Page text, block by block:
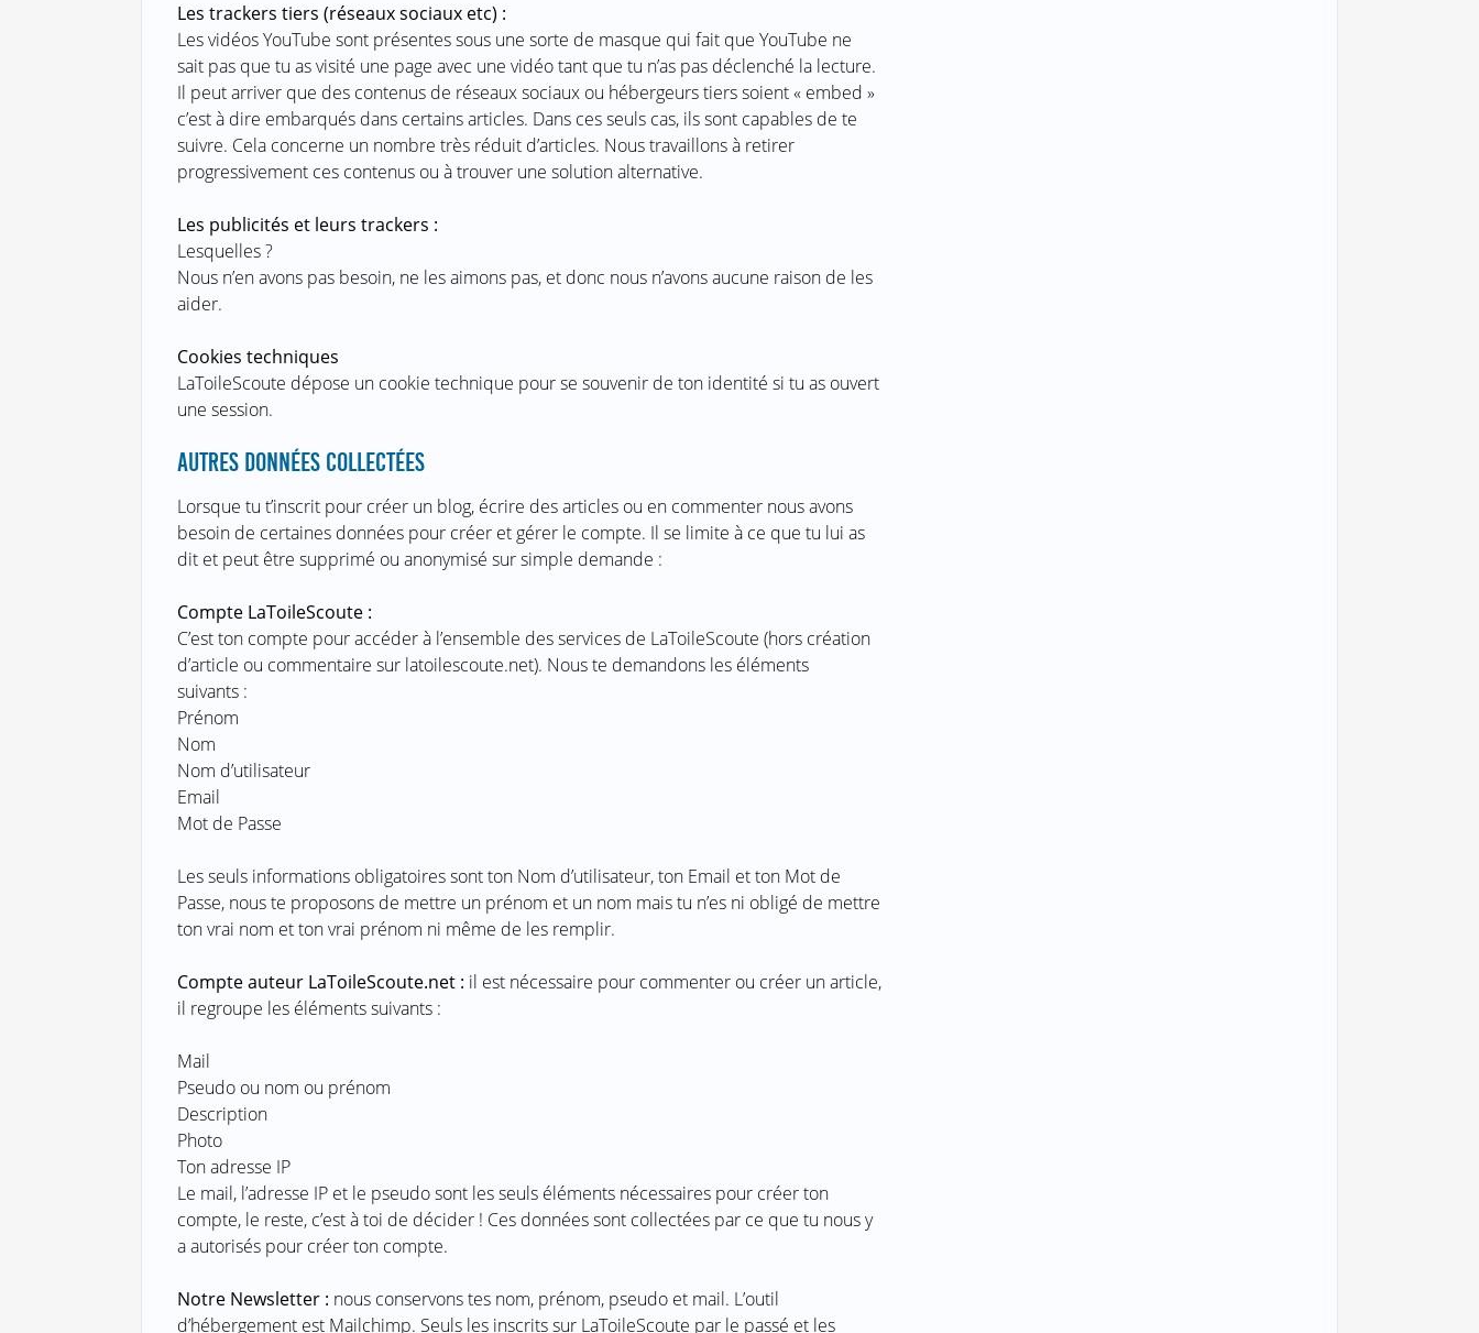
Les trackers tiers (réseaux sociaux etc) :
Les vidéos YouTube sont présentes sous une sorte de masque qui fait que YouTube ne
sait pas que tu as visité une page avec une vidéo tant que tu n’as pas déclenché la lecture.
Il peut arriver que des contenus de réseaux sociaux ou hébergeurs tiers soient « embed »
c’est à dire embarqués dans certains articles. Dans ces seuls cas, ils sont capables de te
suivre. Cela concerne un nombre très réduit d’articles. Nous travaillons à retirer
progressivement ces contenus ou à trouver une solution alternative.
Les publicités et leurs trackers :
Lesquelles ?
Nous n’en avons pas besoin, ne les aimons pas, et donc nous n’avons aucune raison de les
aider.
Cookies techniques
LaToileScoute dépose un cookie technique pour se souvenir de ton identité si tu as ouvert
une session.
AUTRES DONNÉES COLLECTÉES
Lorsque tu t’inscrit pour créer un blog, écrire des articles ou en commenter nous avons
besoin de certaines données pour créer et gérer le compte. Il se limite à ce que tu lui as
dit et peut être supprimé ou anonymisé sur simple demande :
Compte LaToileScoute :
C’est ton compte pour accéder à l’ensemble des services de LaToileScoute (hors création
d’article ou commentaire sur latoilescoute.net). Nous te demandons les éléments
suivants :
Prénom
Nom
Nom d’utilisateur
Email
Mot de Passe
Les seuls informations obligatoires sont ton Nom d’utilisateur, ton Email et ton Mot de
Passe, nous te proposons de mettre un prénom et un nom mais tu n’es ni obligé de mettre
ton vrai nom et ton vrai prénom ni même de les remplir.
Compte auteur LaToileScoute.net : il est nécessaire pour commenter ou créer un article,
il regroupe les éléments suivants :
Mail
Pseudo ou nom ou prénom
Description
Photo
Ton adresse IP
Le mail, l’adresse IP et le pseudo sont les seuls éléments nécessaires pour créer ton
compte, le reste, c’est à toi de décider ! Ces données sont collectées par ce que tu nous y
a autorisés pour créer ton compte.
Notre Newsletter : nous conservons tes nom, prénom, pseudo et mail. L’outil
d’hébergement est Mailchimp. Seuls les inscrits sur LaToileScoute par le passé et les